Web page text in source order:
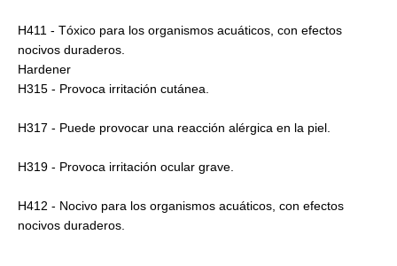
H411 - Tóxico para los organismos acuáticos, con efectos
nocivos duraderos.
Hardener
H315 - Provoca irritación cutánea.
H317 - Puede provocar una reacción alérgica en la piel.
H319 - Provoca irritación ocular grave.
H412 - Nocivo para los organismos acuáticos, con efectos
nocivos duraderos.